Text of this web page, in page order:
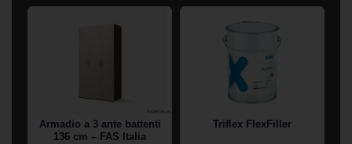
Frasca Carte da Parati presenta a B-CAD
Frasca Carte da Parati è un’azienda italiana
specializzata nella produzione e distribuzione
di rivestimenti murali […]
Armadio a 3 ante battenti
136 cm – FAS Italia
Triflex FlexFiller